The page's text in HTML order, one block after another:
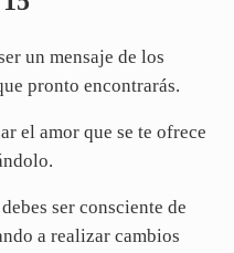
un mensaje de los
pronto encontrarás.
el amor que se te ofrece
ser consciente de
a realizar cambios